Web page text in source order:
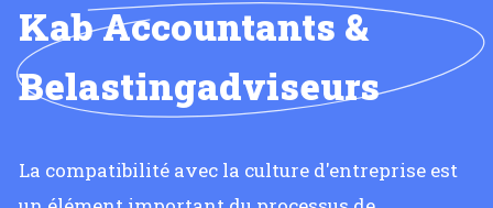
Kab Accountants &
Belastingadviseurs
La compatibilité avec la culture d'entreprise est